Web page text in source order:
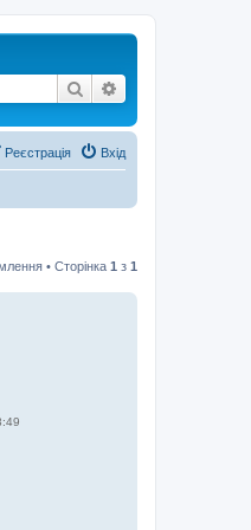
Пошук
Вхід
Реєстрація
• Сторінка 1 з 1